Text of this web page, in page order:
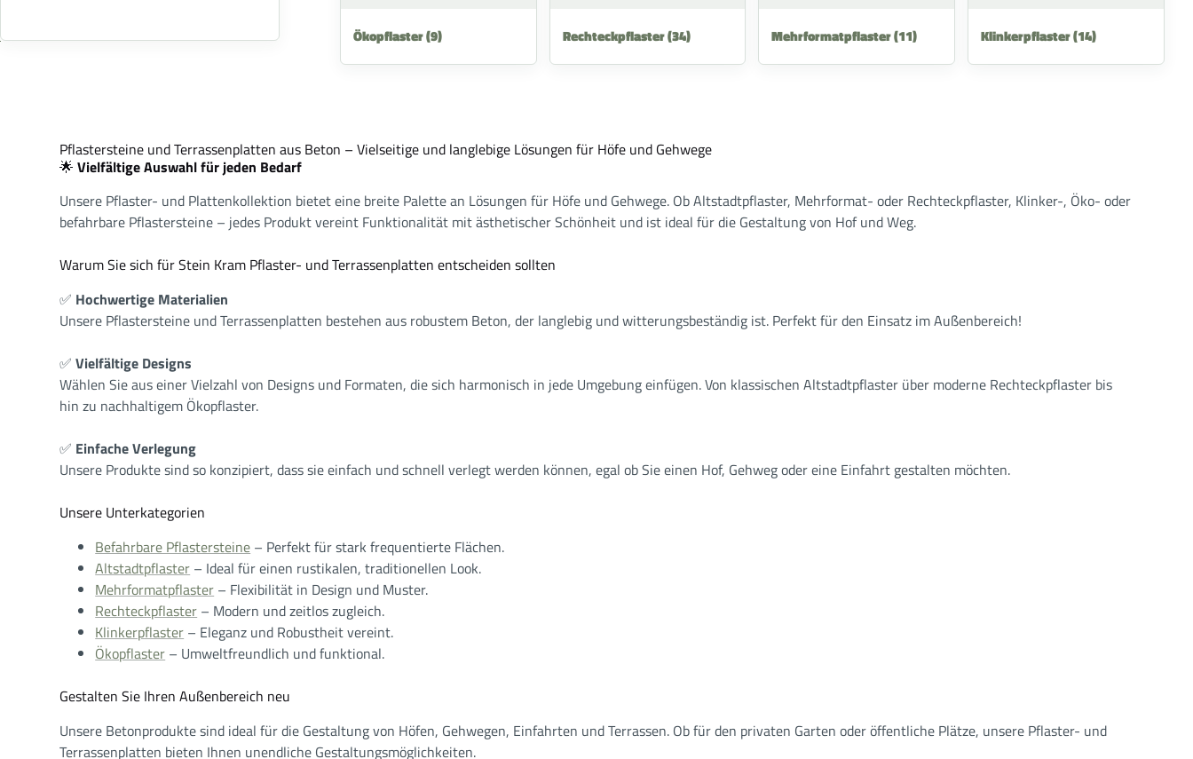
Ökopflaster(9) Rechteckpflaster(34) Mehrformatpflaster(11) Klinkerpflaster(14)
Pflastersteine und Terrassenplatten aus Beton – Vielseitige und langlebige Lösungen für Höfe und Gehwege
🌟Vielfältige Auswahl für jeden Bedarf
Unsere Pflaster- und Plattenkollektion bietet eine breite Palette an Lösungen für Höfe und Gehwege. Ob Altstadtpflaster, Mehrformat- oder Rechteckpflaster, Klinker-, Öko- oder
befahrbare Pflastersteine – jedes Produkt vereint Funktionalität mit ästhetischer Schönheit und ist ideal für die Gestaltung von Hof und Weg.
Warum Sie sich für Stein Kram Pflaster- und Terrassenplatten entscheiden sollten
✅ Hochwertige Materialien
Unsere Pflastersteine und Terrassenplatten bestehen aus robustem Beton, der langlebig und witterungsbeständig ist. Perfekt für den Einsatz im Außenbereich!
✅Vielfältige Designs
Wählen Sie aus einer Vielzahl von Designs und Formaten, die sich harmonisch in jede Umgebung einfügen. Von klassischen Altstadtpflaster über moderne Rechteckpflaster bis
hin zu nachhaltigem Ökopflaster.
✅ Einfache Verlegung
Unsere Produkte sind so konzipiert, dass sie einfach und schnell verlegt werden können, egal ob Sie einen Hof, Gehweg oder eine Einfahrt gestalten möchten.
Unsere Unterkategorien
Befahrbare Pflastersteine – Perfekt für stark frequentierte Flächen.
Altstadtpflaster – Ideal für einen rustikalen, traditionellen Look.
Mehrformatpflaster – Flexibilität in Design und Muster.
Rechteckpflaster – Modern und zeitlos zugleich.
Klinkerpflaster – Eleganz und Robustheit vereint.
Ökopflaster – Umweltfreundlich und funktional.
Gestalten Sie Ihren Außenbereich neu
Unsere Betonprodukte sind ideal für die Gestaltung von Höfen, Gehwegen, Einfahrten und Terrassen. Ob für den privaten Garten oder öffentliche Plätze, unsere Pflaster- und
Terrassenplatten bieten Ihnen unendliche Gestaltungsmöglichkeiten.